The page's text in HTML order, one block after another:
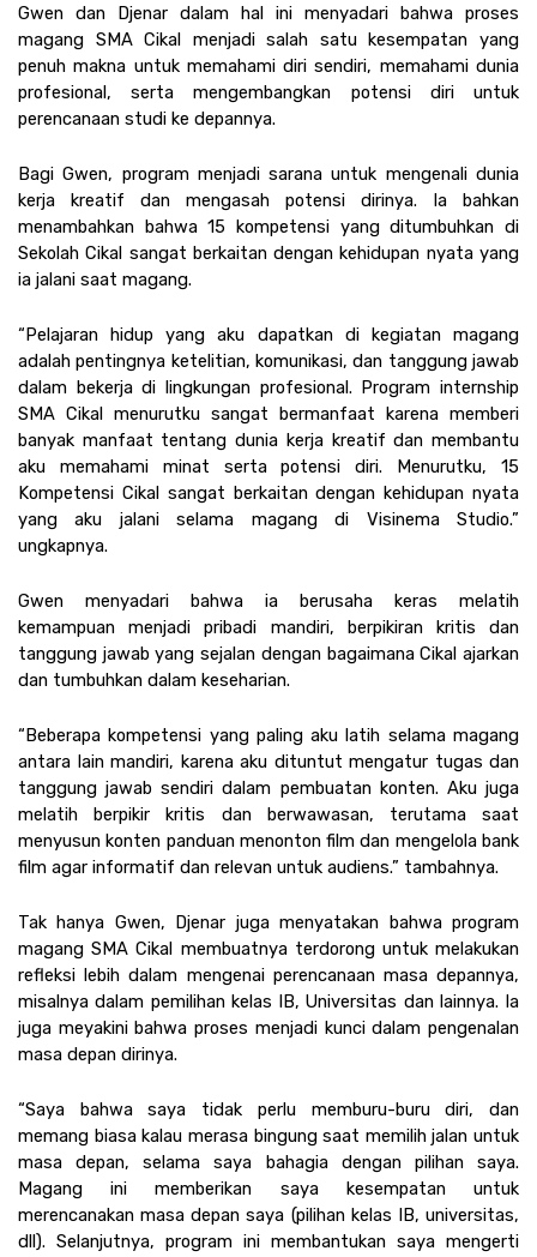
Gwen dan Djenar dalam hal ini menyadari bahwa proses
magang SMA Cikal menjadi salah satu kesempatan yang
penuh makna untuk memahami diri sendiri, memahami dunia
profesional, serta mengembangkan potensi diri untuk
perencanaan studi ke depannya.
Bagi Gwen, program menjadi sarana untuk mengenali dunia
kerja kreatif dan mengasah potensi dirinya. Ia bahkan
menambahkan bahwa 15 kompetensi yang ditumbuhkan di
Sekolah Cikal sangat berkaitan dengan kehidupan nyata yang
ia jalani saat magang.
“Pelajaran hidup yang aku dapatkan di kegiatan magang
adalah pentingnya ketelitian, komunikasi, dan tanggung jawab
dalam bekerja di lingkungan profesional. Program internship
SMA Cikal menurutku sangat bermanfaat karena memberi
banyak manfaat tentang dunia kerja kreatif dan membantu
aku memahami minat serta potensi diri. Menurutku, 15
Kompetensi Cikal sangat berkaitan dengan kehidupan nyata
yang aku jalani selama magang di Visinema Studio.”
ungkapnya.
Gwen menyadari bahwa ia berusaha keras melatih
kemampuan menjadi pribadi mandiri, berpikiran kritis dan
tanggung jawab yang sejalan dengan bagaimana Cikal ajarkan
dan tumbuhkan dalam keseharian.
“Beberapa kompetensi yang paling aku latih selama magang
antara lain mandiri, karena aku dituntut mengatur tugas dan
tanggung jawab sendiri dalam pembuatan konten. Aku juga
melatih berpikir kritis dan berwawasan, terutama saat
menyusun konten panduan menonton film dan mengelola bank
film agar informatif dan relevan untuk audiens.” tambahnya.
Tak hanya Gwen, Djenar juga menyatakan bahwa program
magang SMA Cikal membuatnya terdorong untuk melakukan
refleksi lebih dalam mengenai perencanaan masa depannya,
misalnya dalam pemilihan kelas IB, Universitas dan lainnya. Ia
juga meyakini bahwa proses menjadi kunci dalam pengenalan
masa depan dirinya.
“Saya bahwa saya tidak perlu memburu-buru diri, dan
memang biasa kalau merasa bingung saat memilih jalan untuk
masa depan, selama saya bahagia dengan pilihan saya.
Magang ini memberikan saya kesempatan untuk
merencanakan masa depan saya (pilihan kelas IB, universitas,
dll). Selanjutnya, program ini membantukan saya mengerti